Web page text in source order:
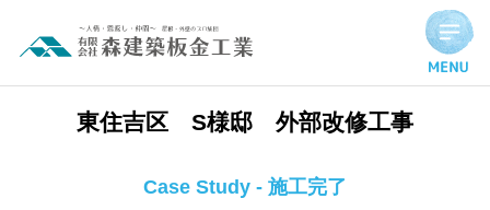
東住吉区 S様邸 外部改修工事 | 施工完了実績
東住吉区 S様邸 外部改修工事
Case Study - 施工完了